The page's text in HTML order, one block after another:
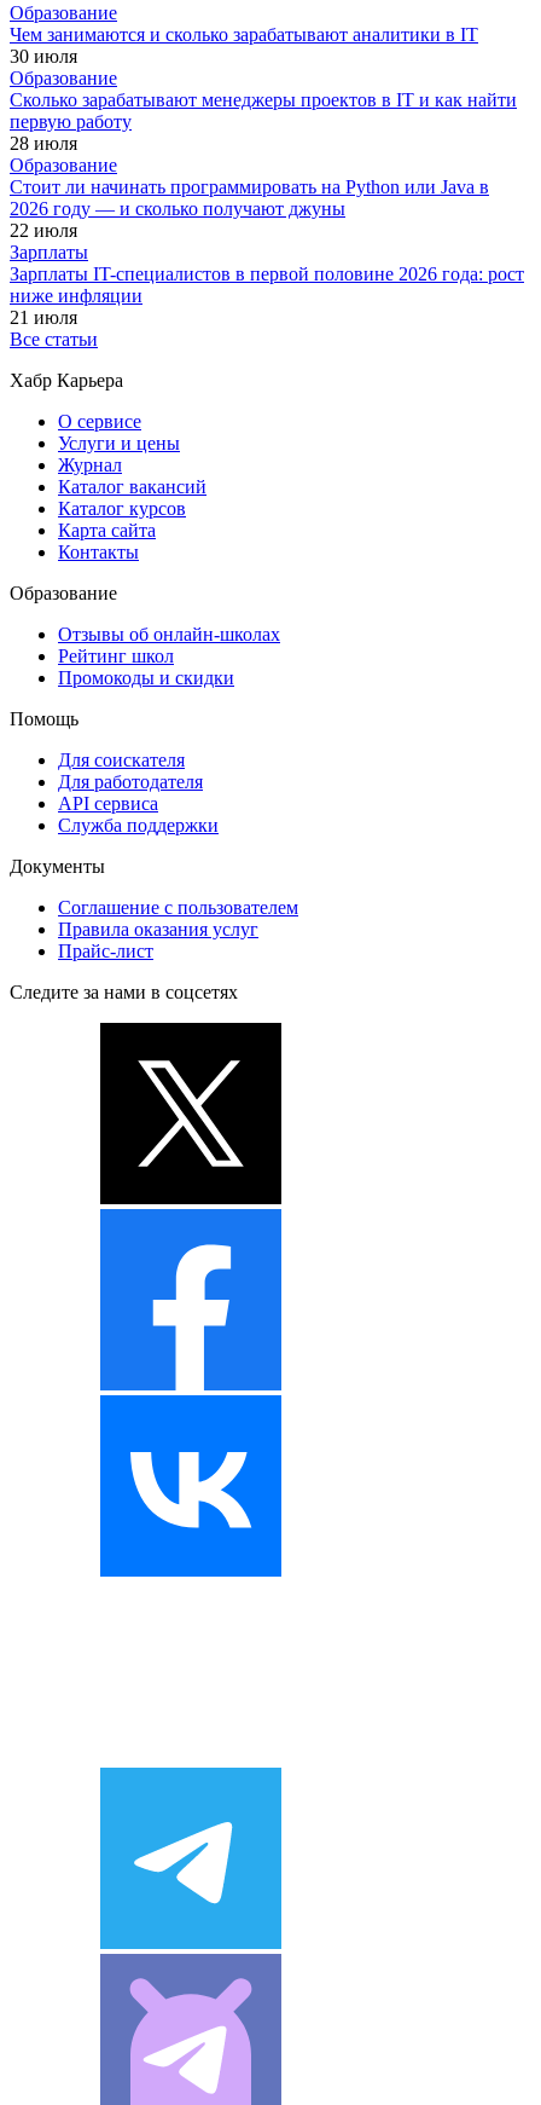
Образование
Чем занимаются и сколько зарабатывают аналитики в IT
30 июля
Образование
Сколько зарабатывают менеджеры проектов в IT и как найти
первую работу
28 июля
Образование
Стоит ли начинать программировать на Python или Java в
2026 году — и сколько получают джуны
22 июля
Зарплаты
Зарплаты IT-специалистов в первой половине 2026 года: рост
ниже инфляции
21 июля
Все статьи
Хабр Карьера
О сервисе
Услуги и цены
Журнал
Каталог вакансий
Каталог курсов
Карта сайта
Контакты
Образование
Отзывы об онлайн-школах
Рейтинг школ
Промокоды и скидки
Помощь
Для соискателя
Для работодателя
API сервиса
Служба поддержки
Документы
Соглашение с пользователем
Правила оказания услуг
Прайс-лист
Следите за нами в соцсетях